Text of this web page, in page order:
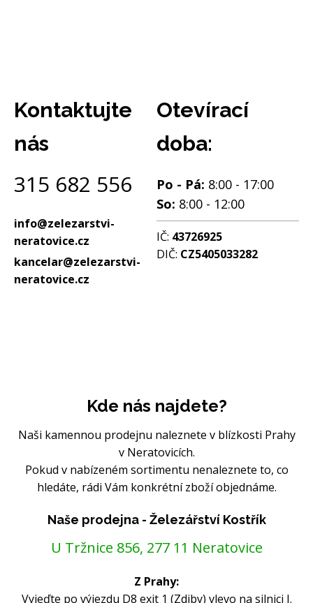
Kontaktujte
nás
315 682 556
info@zelezarstvi-
neratovice.cz
kancelar@zelezarstvi-
neratovice.cz
Otevírací
doba:
Po - Pá: 8:00 - 17:00
So: 8:00 - 12:00
IČ: 43726925
DIČ: CZ5405033282
Kde nás najdete?
Naši kamennou prodejnu naleznete v blízkosti Prahy
v Neratovicích.
Pokud v nabízeném sortimentu nenaleznete to, co
hledáte, rádi Vám konkrétní zboží objednáme.
Naše prodejna - Železářství Kostřík
U Tržnice 856, 277 11 Neratovice
Z Prahy:
Vyjeďte po výjezdu D8 exit 1 (Zdiby) vlevo na silnici I.